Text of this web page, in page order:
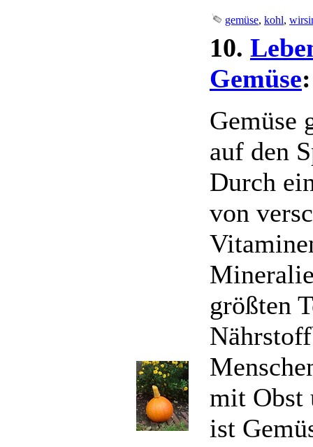
gemüse, kohl,
10.
Gemüse:
Gemüse
auf den
Durch
von
größten
mit Obst
ist